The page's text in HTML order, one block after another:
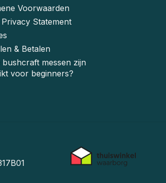
Voorwaarden
Privacy Statement
& Betalen
bushcraft messen zijn
voor beginners?